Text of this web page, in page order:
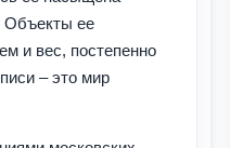
Объекты ее
и вес, постепенно
– это мир